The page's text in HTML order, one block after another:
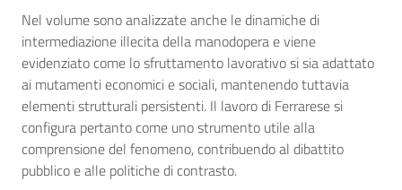
Nel volume sono analizzate anche le dinamiche di
intermediazione illecita della manodopera e viene
evidenziato come lo sfruttamento lavorativo si sia adattato
ai mutamenti economici e sociali, mantenendo tuttavia
elementi strutturali persistenti. Il lavoro di Ferrarese si
configura pertanto come uno strumento utile alla
comprensione del fenomeno, contribuendo al dibattito
pubblico e alle politiche di contrasto.